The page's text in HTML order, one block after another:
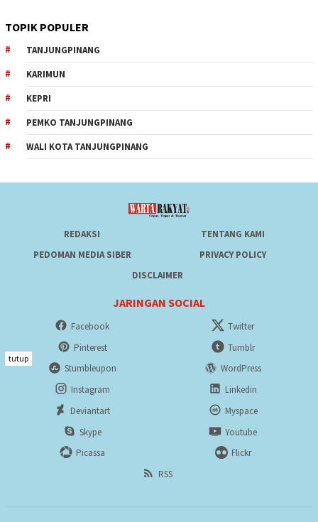
TOPIK POPULER
TANJUNGPINANG
KARIMUN
KEPRI
PEMKO TANJUNGPINANG
WALI KOTA TANJUNGPINANG
REDAKSI
TENTANG KAMI
PEDOMAN MEDIA SIBER
PRIVACY POLICY
DISCLAIMER
JARINGAN SOCIAL
Facebook
Twitter
Pinterest
Tumblr
Stumbleupon
WordPress
Instagram
Linkedin
Deviantart
Myspace
Skype
Youtube
Picassa
Flickr
RSS
tutup